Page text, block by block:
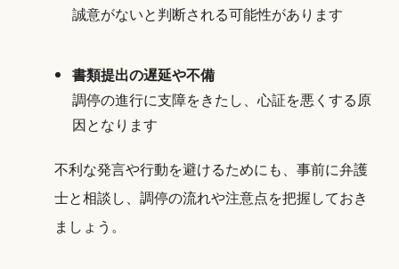
誠意がないと判断される可能性があります
書類提出の遅延や不備
調停の進行に支障をきたし、心証を悪くする原
因となります
不利な発言や行動を避けるためにも、事前に弁護
士と相談し、調停の流れや注意点を把握しておき
ましょう。